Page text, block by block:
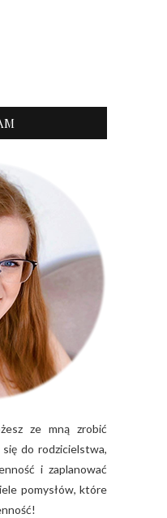
ze mną zrobić
do rodzicielstwa,
i zaplanować
pomysłów, które